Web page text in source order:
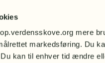
mere
markedsføring. Du
kan til enhver tid ændre